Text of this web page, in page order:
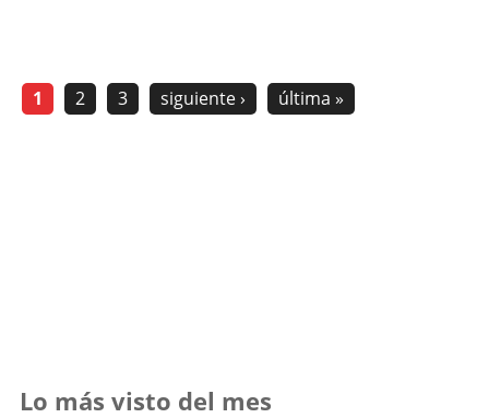
1 2 3 siguiente › última »
Lo más visto del mes